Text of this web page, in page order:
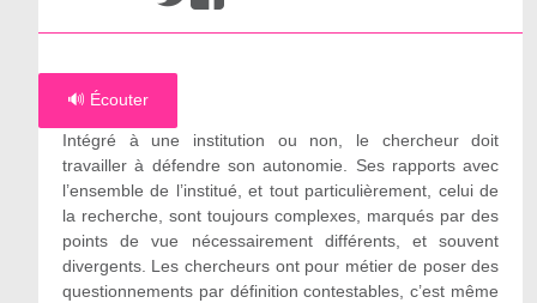
🔊 Écouter
Intégré à une institution ou non, le chercheur doit
travailler à défendre son autonomie. Ses rapports avec
l’ensemble de l’institué, et tout particulièrement, celui de
la recherche, sont toujours complexes, marqués par des
points de vue nécessairement différents, et souvent
divergents. Les chercheurs ont pour métier de poser des
questionnements par définition contestables, c’est même